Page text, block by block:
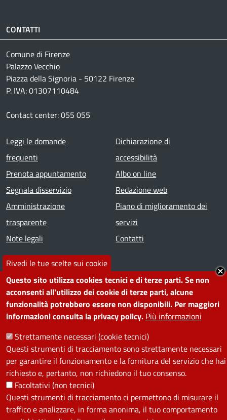
Rivedi le tue scelte sui cookie
Questo sito utilizza cookies tecnici e di terze parti. Se non
acconsenti all'utilizzo dei cookie di terze parti, alcune
funzionalità potrebbero essere non disponibili. Per maggiori
informazioni consulta la privacy policy. Più informazioni
Strettamente necessari (cookie tecnici)
Questi strumenti di tracciamento sono strettamente necessari
per garantire il funzionamento e la fornitura del servizio che hai
richiesto e, pertanto, non richiedono il tuo consenso.
Facoltativi (non tecnici)
Questi strumenti di tracciamento ci permettono di misurare il
traffico e analizzare, in forma anonima, il tuo comportamento
CONTATTI
Comune di Firenze
Palazzo Vecchio
Piazza della Signoria - 50122 Firenze
P. IVA: 01307110484
Contact center: 055 055
Footer menu
Leggi le domande
frequenti
Prenota appuntamento
Segnala disservizio
Amministrazione
trasparente
Note legali
Dichiarazione di
accessibilità
Albo on line
Redazione web
Piano di miglioramento dei
servizi
Contatti
SEGUICI SU
Facebook
Instagram
YouTube
Telegram
WhatsApp
TwitterLinkedin
PRIVACY
Useful links section
La Privacy nel Comune
PRIVACY